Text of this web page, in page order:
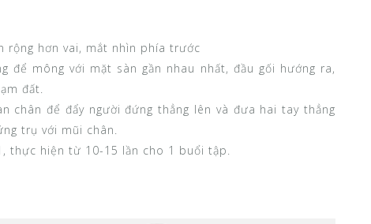
rộng hơn vai, mắt nhìn phía trước
để mông với mặt sàn gần nhau nhất, đầu gối hướng ra,
đất.
chân để đẩy người đứng thẳng lên và đưa hai tay thẳng
trụ với mũi chân.
thực hiện từ 10-15 lần cho 1 buổi tập.